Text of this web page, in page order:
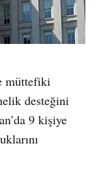
müttefiki
desteğini
9 kişiye